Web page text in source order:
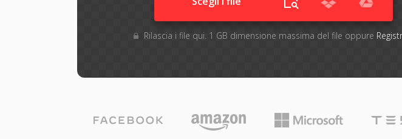
Rilascia i file qui. 1 GB dimensione massima del file oppure